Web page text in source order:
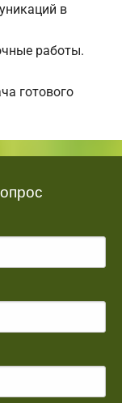
в
работы.
готового